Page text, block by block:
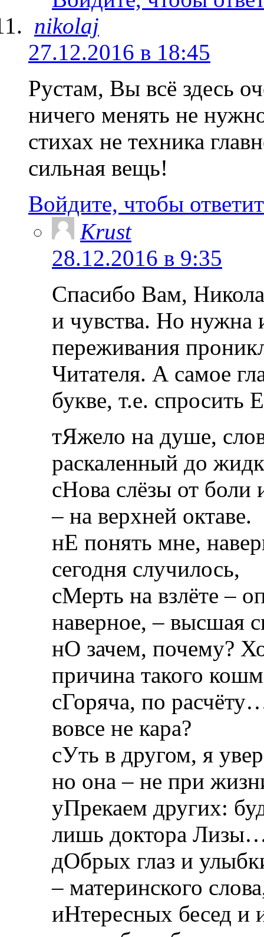
nikolaj
27.12.2016 в 18:45
Рустам, Вы всё здесь
ничего менять не
стихах не техника
сильная вещь!
Войдите, чтобы
Krust
28.12.2016 в 9:35
Спасибо Вам,
и чувства. Но нужна
переживания
Читателя. А самое
букве, т.е. спросить
тЯжело на душе,
раскаленный до
сНова слёзы от
– на верхней октаве.
нЕ понять мне,
сегодня случилось,
сМерть на взлёте –
наверное, – высшая
нО зачем, почему?
причина такого
сГоряча, по
вовсе не кара?
сУть в другом, я
но она – не при
уПрекаем других:
лишь доктора
дОбрых глаз и
– материнского
иНтересных бесед и